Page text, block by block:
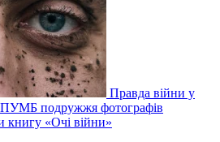
Правда війни у
ПУМБ подружжя фотографів
книгу «Очі війни»